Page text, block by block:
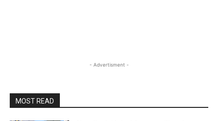
- Advertisment -
MOST READ